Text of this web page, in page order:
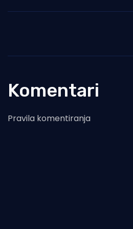
Komentari
Pravila komentiranja